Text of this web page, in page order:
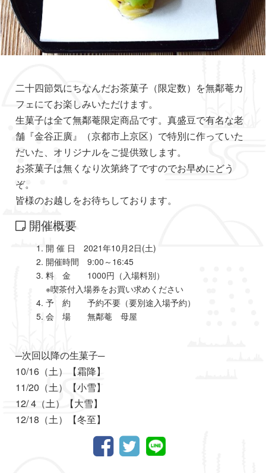
二十四節気にちなんだお茶菓子（限定数）を無鄰菴カ
フェにてお楽しみいただけます。
生菓子は全て無鄰菴限定商品です。真盛豆で有名な老
舗『金谷正廣』（京都市上京区）で特別に作っていた
だいた、オリジナルをご提供致します。
お茶菓子は無くなり次第終了ですのでお早めにどう
ぞ。
皆様のお越しをお待ちしております。
開催概要
開 催 日 2021年10月2日(土)
開催時間 9:00～16:45
料 金 1000円（入場料別）
※喫茶付入場券をお買い求めください
予 約 予約不要（要別途入場予約）
会 場 無鄰菴 母屋
─次回以降の生菓子─
10/16（土）【霜降】
11/20（土）【小雪】
12/ 4（土）【大雪】
12/18（土）【冬至】